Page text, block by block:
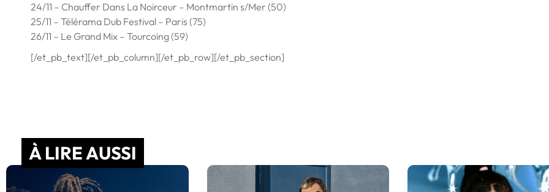
24/11 – Chauffer Dans La Noirceur – Montmartin s/Mer (50)
25/11 – Télérama Dub Festival – Paris (75)
26/11 – Le Grand Mix – Tourcoing (59)
[/et_pb_text][/et_pb_column][/et_pb_row][/et_pb_section]
À LIRE AUSSI